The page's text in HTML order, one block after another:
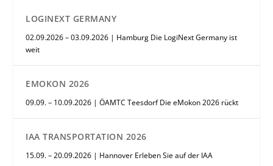
LOGINEXT GERMANY
02.09.2026 – 03.09.2026 | Hamburg Die LogiNext Germany ist
weit
EMOKON 2026
09.09. – 10.09.2026 | ÖAMTC Teesdorf Die eMokon 2026 rückt
IAA TRANSPORTATION 2026
15.09. – 20.09.2026 | Hannover Erleben Sie auf der IAA